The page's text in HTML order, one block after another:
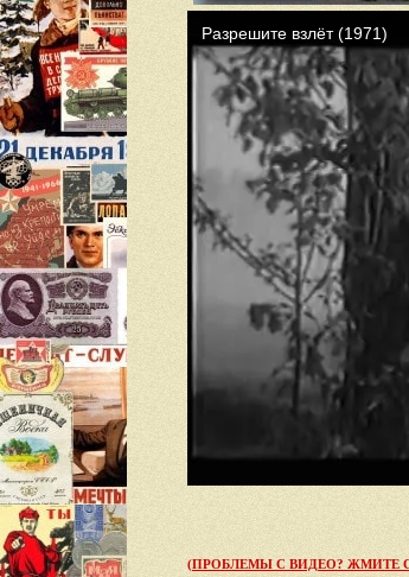
(ПРОБЛЕМЫ С ВИДЕО? ЖМИТЕ